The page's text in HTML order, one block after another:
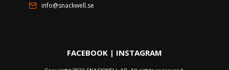
info@snackwell.se
FACEBOOK | INSTAGRAM